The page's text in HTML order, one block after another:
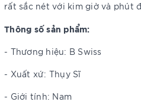
rất sắc nét với kim giờ và phút
Thông số sản phẩm:
- Thương hiệu: B Swiss
- Xuất xứ: Thụy Sĩ
- Giới tính: Nam